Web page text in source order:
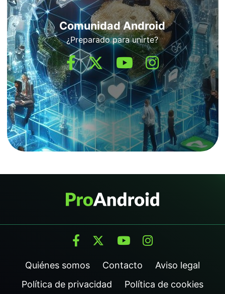
Comunidad Android
¿Preparado para unirte?
Quiénes somos Contacto
Aviso legal
Política de privacidad
Política de cookies